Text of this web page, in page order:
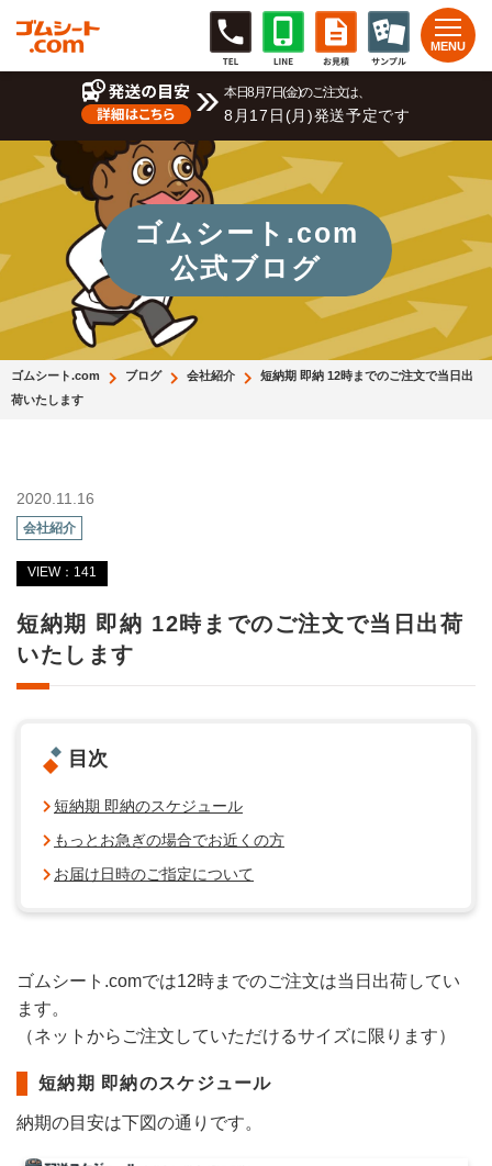
本日8月7日(金)のご注文は、
8月17日(月)発送予定です
ゴムシート.com
公式ブログ
ゴムシート.com ブログ 会社紹介
短納期 即納 12時までのご注文で当日出
荷いたします
2020.11.16
会社紹介
VIEW：141
短納期 即納 12時までのご注文で当日出荷
いたします
目次
短納期 即納のスケジュール
もっとお急ぎの場合でお近くの方
お届け日時のご指定について
ゴムシート.comでは12時までのご注文は当日出荷してい
ます。
（ネットからご注文していただけるサイズに限ります）
短納期 即納のスケジュール
納期の目安は下図の通りです。